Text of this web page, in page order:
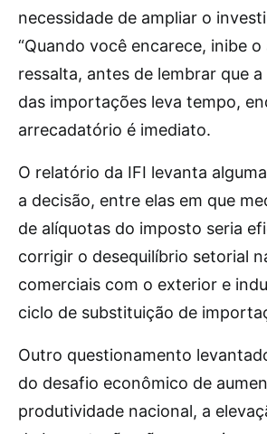
necessidade de ampliar o
“Quando você encarece, inibe o
ressalta, antes de lembrar que
das importações leva tempo,
arrecadatório é imediato.
O relatório da IFI levanta
a decisão, entre elas em que
de alíquotas do imposto seria
corrigir o desequilíbrio setorial
comerciais com o exterior e
ciclo de substituição de
Outro questionamento
do desafio econômico de
produtividade nacional, a